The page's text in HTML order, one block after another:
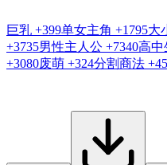
巨乳 +399单女主角 +1795大
+3735男性主人公 +7340高中
+3080废萌 +324分割商法 +45